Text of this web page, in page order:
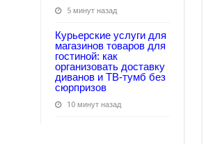
5 минут назад
Курьерские услуги для
магазинов товаров для
гостиной: как
организовать доставку
диванов и ТВ‑тумб без
сюрпризов
10 минут назад